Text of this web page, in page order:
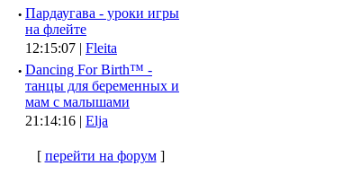
· Пардаугава - уроки игры
на флейте
12:15:07 | Fleita
· Dancing For Birth™ -
танцы для беременных и
мам с малышами
21:14:16 | Elja
[ перейти на форум]